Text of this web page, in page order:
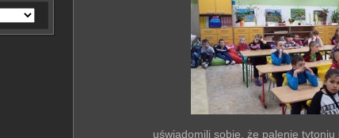
uświadomili sobie, że palenie